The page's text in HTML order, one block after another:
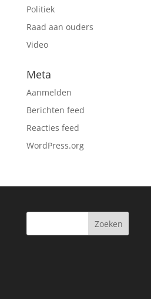
Politiek
Raad aan ouders
Video
Meta
Aanmelden
Berichten feed
Reacties feed
WordPress.org